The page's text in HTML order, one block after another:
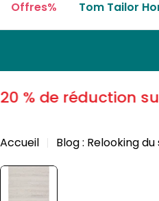
Offres% Tom Tailor
% de réduction
Accueil Blog : Relooking